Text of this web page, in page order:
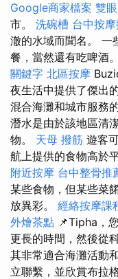
Google商家檔案 雙
市。 洗碗槽 台中按
澈的水域而聞名。 一
餐，當然還有吃啤酒。
關鍵字 北區按摩
夜生活中提供了傑出
混合海灘和城市服務
潛水是由於該地區清
物。 天母 撥筋 遊客
航上提供的食物高於
附近按摩 台中整骨推
某些食物，但某些菜
放異彩。 經絡按摩課
外燴茶點 📌Tipha，
更長的時間，然後從
其非常適合海灘活動
立聯繫，並欣賞布拉